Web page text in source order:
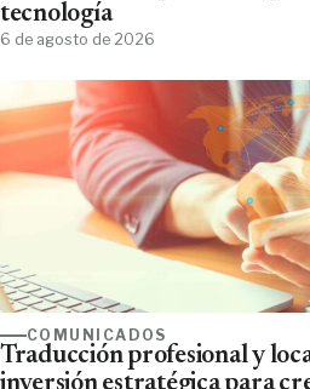
tecnología
6 de agosto de 2026
COMUNICADOS
Traducción profesional y